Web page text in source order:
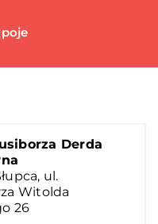
Derda
ul.
Witolda
26